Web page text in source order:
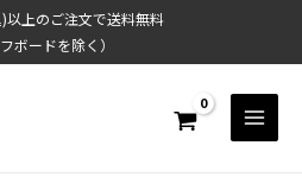
以上のご注文で送料無料
フボードを除く）